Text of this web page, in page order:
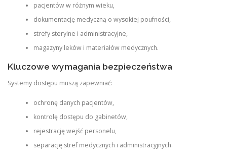
pacjentów w różnym wieku,
dokumentację medyczną o wysokiej poufności,
strefy sterylne i administracyjne,
magazyny leków i materiałów medycznych.
Kluczowe wymagania bezpieczeństwa
Systemy dostępu muszą zapewniać:
ochronę danych pacjentów,
kontrolę dostępu do gabinetów,
rejestrację wejść personelu,
separację stref medycznych i administracyjnych.